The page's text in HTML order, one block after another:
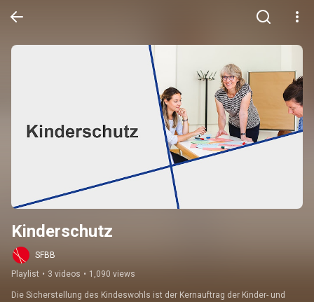
Kinderschutz
SFBB
Playlist • 3 videos • 1,090 views
Die Sicherstellung des Kindeswohls ist der Kernauftrag der Kinder- und